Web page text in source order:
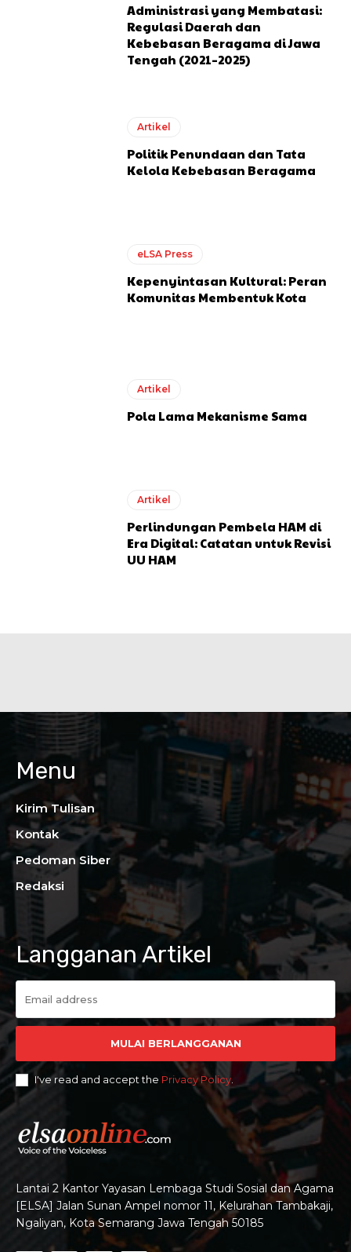
Administrasi yang Membatasi:
Regulasi Daerah dan
Kebebasan Beragama di Jawa
Tengah (2021–2025)
Artikel
Politik Penundaan dan Tata
Kelola Kebebasan Beragama
eLSA Press
Kepenyintasan Kultural: Peran
Komunitas Membentuk Kota
Artikel
Pola Lama Mekanisme Sama
Artikel
Perlindungan Pembela HAM di
Era Digital: Catatan untuk Revisi
UU HAM
Lantai 2 Kantor Yayasan Lembaga Studi Sosial dan Agama
[ELSA] Jalan Sunan Ampel nomor 11, Kelurahan Tambakaji,
Ngaliyan, Kota Semarang Jawa Tengah 50185
Langganan Artikel
MULAI BERLANGGANAN
I've read and accept the Privacy Policy
Menu
Kirim Tulisan
Kontak
Pedoman Siber
Redaksi